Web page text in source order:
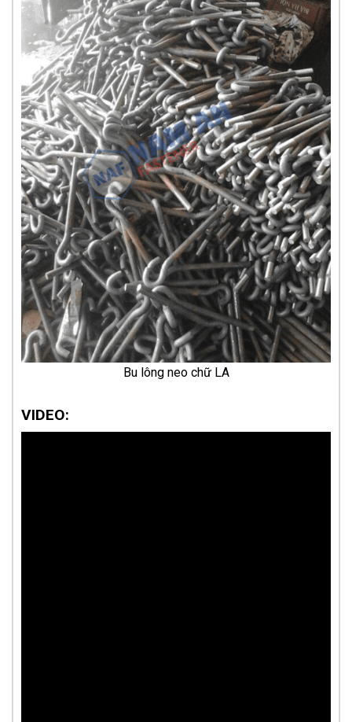
Bu lông neo chữ LA
VIDEO: